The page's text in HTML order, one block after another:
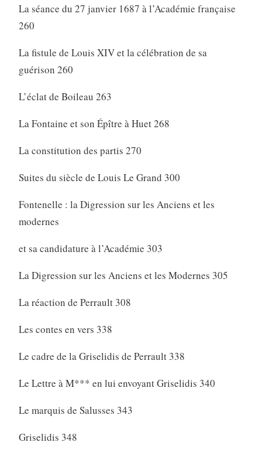
La séance du 27 janvier 1687 à l’Académie française
260
La fistule de Louis XIV et la célébration de sa
guérison 260
L’éclat de Boileau 263
La Fontaine et son Épître à Huet 268
La constitution des partis 270
Suites du siècle de Louis Le Grand 300
Fontenelle : la Digression sur les Anciens et les
modernes
et sa candidature à l’Académie 303
La Digression sur les Anciens et les Modernes 305
La réaction de Perrault 308
Les contes en vers 338
Le cadre de la Griselidis de Perrault 338
Le Lettre à M*** en lui envoyant Griselidis 340
Le marquis de Salusses 343
Griselidis 348